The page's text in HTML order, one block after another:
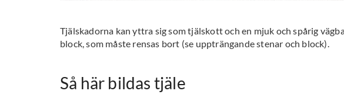
Tjälskadorna kan yttra sig som tjälskott och en mjuk och spårig
block, som måste rensas bort (se uppträngande stenar och block).
Så här bildas tjäle